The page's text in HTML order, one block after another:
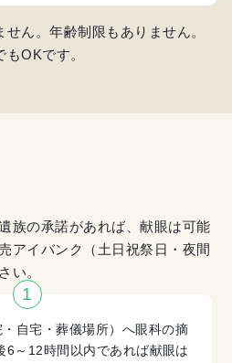
ん。年齢制限もありません。
OKです。
族の承諾があれば、献眼は可能
アイバンク（土日祝祭日・夜間
い。
自宅・葬儀場所）へ眼科の摘
6～12時間以内であれば献眼は